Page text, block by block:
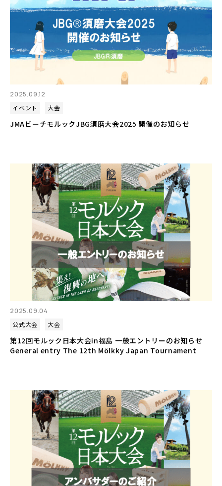
2025.09.12
イベント
大会
JMAビーチモルックJBG須磨大会2025 開催のお知らせ
2025.09.04
公式大会
大会
第12回モルック日本大会in福島 一般エントリーのお知らせ
General entry The 12th Mölkky Japan Tournament